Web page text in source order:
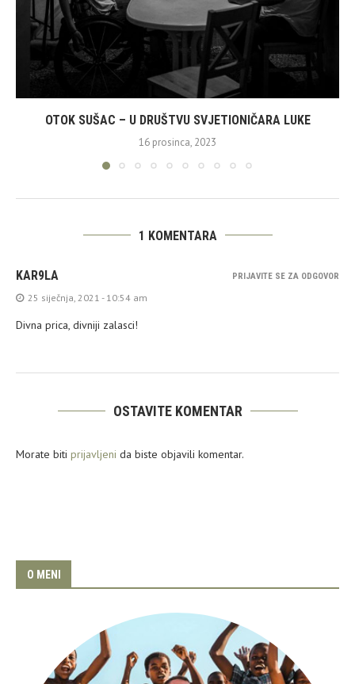
OTOK SUŠAC – U DRUŠTVU SVJETIONIČARA LUKE
16 prosinca, 2023
1 KOMENTARA
KAR9LA
25 siječnja, 2021 - 10:54 am
Divna prica, divniji zalasci!
PRIJAVITE SE ZA ODGOVOR
OSTAVITE KOMENTAR
Morate biti prijavljeni da biste objavili komentar.
O MENI